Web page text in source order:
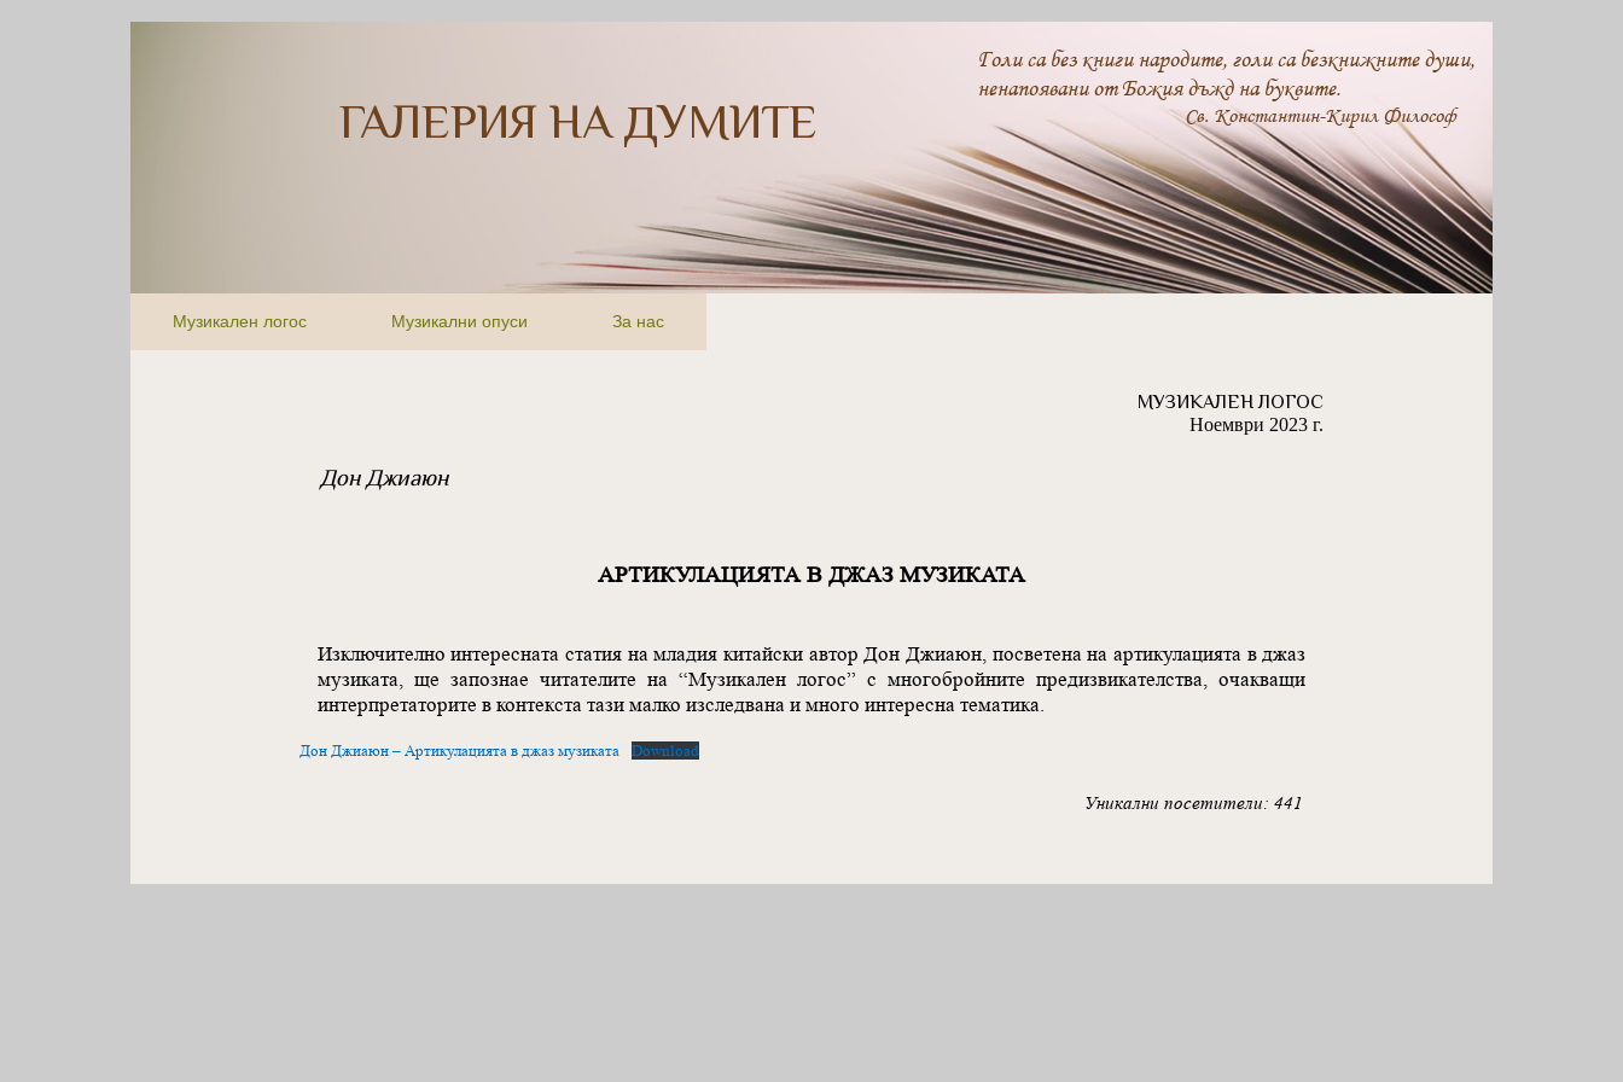
ГАЛЕРИЯ НА ДУМИТЕ
Голи са без книги народите, голи са безкнижните души,
ненапоявани от Божия дъжд на буквите.
Св. Константин-Кирил Философ
Музикален логос Музикални опуси За нас
МУЗИКАЛЕН ЛОГОС
Ноември 2023 г.
Дон Джиаюн
АРТИКУЛАЦИЯТА В ДЖАЗ МУЗИКАТА
Изключително интересната статия на младия китайски автор Дон Джиаюн, посветена на артикулацията в джаз
музиката, ще запознае читателите на “Музикален логос” с многобройните предизвикателства, очакващи
интерпретаторите в контекста тази малко изследвана и много интересна тематика.
Дон Джиаюн – Артикулацията в джаз музиката Download
Уникални посетители: 441